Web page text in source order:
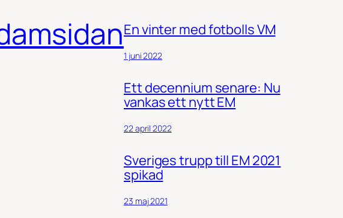
En vinter med fotbolls VM
1 juni 2022
Ett decennium senare: Nu
vankas ett nytt EM
22 april 2022
Sveriges trupp till EM 2021
spikad
23 maj 2021